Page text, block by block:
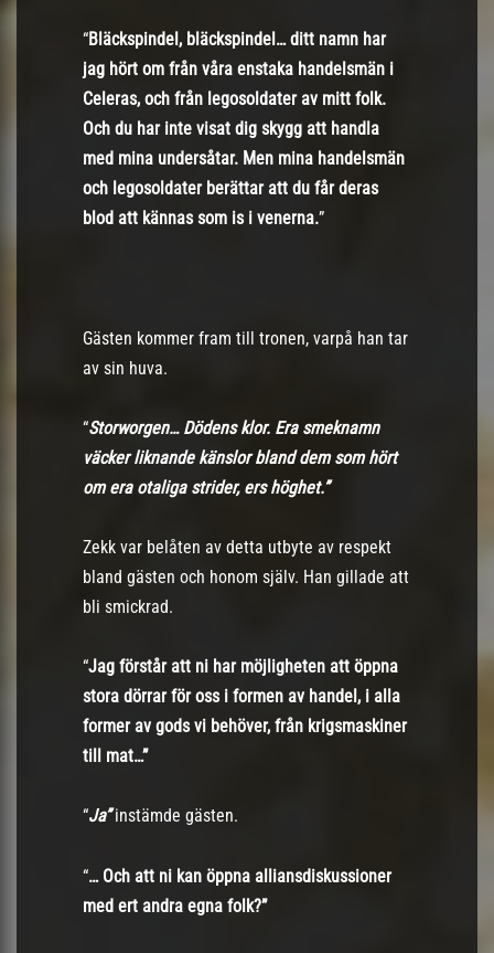
“Bläckspindel, bläckspindel… ditt namn har
jag hört om från våra enstaka handelsmän i
Celeras, och från legosoldater av mitt folk.
Och du har inte visat dig skygg att handla
med mina undersåtar. Men mina handelsmän
och legosoldater berättar att du får deras
blod att kännas som is i venerna.”
Gästen kommer fram till tronen, varpå han tar
av sin huva.
“Storworgen… Dödens klor. Era smeknamn
väcker liknande känslor bland dem som hört
om era otaliga strider, ers höghet.”
Zekk var belåten av detta utbyte av respekt
bland gästen och honom själv. Han gillade att
bli smickrad.
“Jag förstår att ni har möjligheten att öppna
stora dörrar för oss i formen av handel, i alla
former av gods vi behöver, från krigsmaskiner
till mat…”
“Ja”instämde gästen.
“… Och att ni kan öppna alliansdiskussioner
med ert andra egna folk?”